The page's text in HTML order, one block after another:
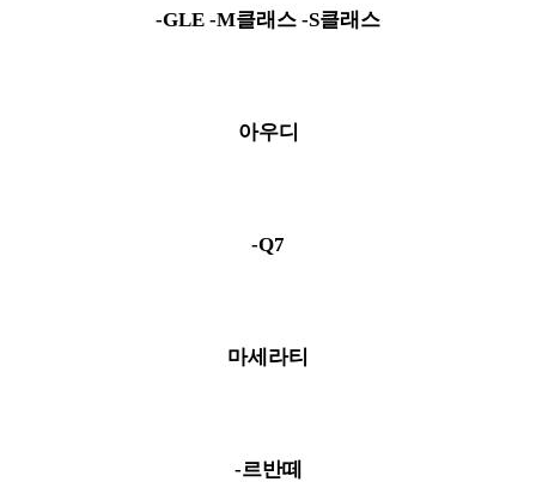
-GLE -M클래스 -S클래스
아우디
-Q7
마세라티
-르반떼